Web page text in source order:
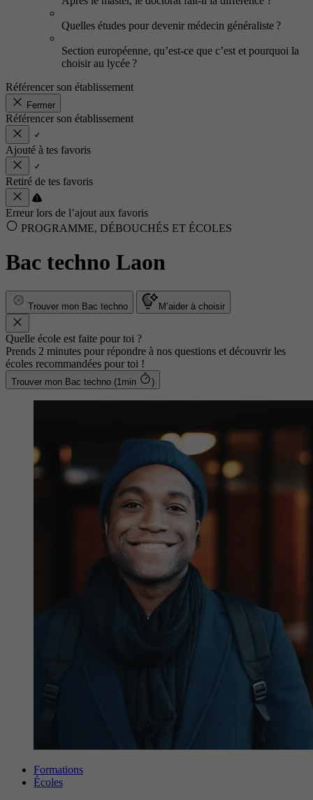
Quelles études pour devenir médecin généraliste ?
Section européenne, qu’est-ce que c’est et pourquoi la
choisir au lycée ?
Référencer son établissement
Fermer
Référencer son établissement
Ajouté à tes favoris
Retiré de tes favoris
Erreur lors de l’ajout aux favoris
PROGRAMME, DÉBOUCHÉS ET ÉCOLES
Bac techno Laon
Trouver mon Bac techno M’aider à choisir
Quelle école est faite pour toi ?
Prends 2 minutes pour répondre à nos questions et découvrir les
écoles recommandées pour toi !
Trouver mon Bac techno (1min )
Formations
Écoles